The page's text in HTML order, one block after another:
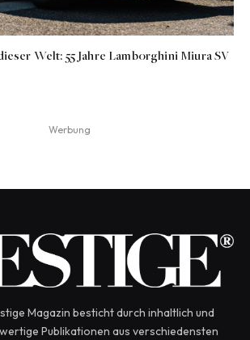
Welt: 55 Jahre Lamborghini Miura SV
Werbung
Magazin besticht durch inhaltlich und
Publikationen aus verschiedensten